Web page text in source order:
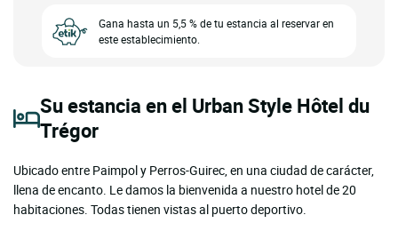
Gana hasta un 5,5 % de tu estancia al reservar en
este establecimiento.
Su estancia en el Urban Style Hôtel du
Trégor
Ubicado entre Paimpol y Perros-Guirec, en una ciudad de carácter,
llena de encanto. Le damos la bienvenida a nuestro hotel de 20
habitaciones. Todas tienen vistas al puerto deportivo.